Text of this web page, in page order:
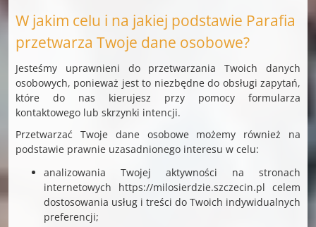
W jakim celu i na jakiej podstawie Parafia
przetwarza Twoje dane osobowe?
Jesteśmy uprawnieni do przetwarzania Twoich danych
osobowych, ponieważ jest to niezbędne do obsługi zapytań,
które do nas kierujesz przy pomocy formularza
kontaktowego lub skrzynki intencji.
Przetwarzać Twoje dane osobowe możemy również na
podstawie prawnie uzasadnionego interesu w celu:
analizowania Twojej aktywności na stronach
internetowych https://milosierdzie.szczecin.pl celem
dostosowania usług i treści do Twoich indywidualnych
preferencji;